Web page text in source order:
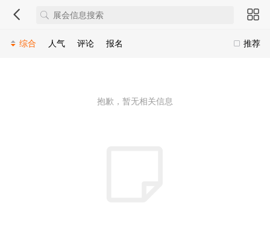
推荐
综合 人气 评论 报名
抱歉，暂无相关信息